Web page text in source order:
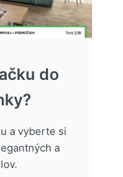
do
a vyberte si
a